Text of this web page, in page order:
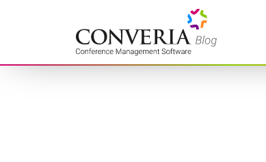
Converia – Conference